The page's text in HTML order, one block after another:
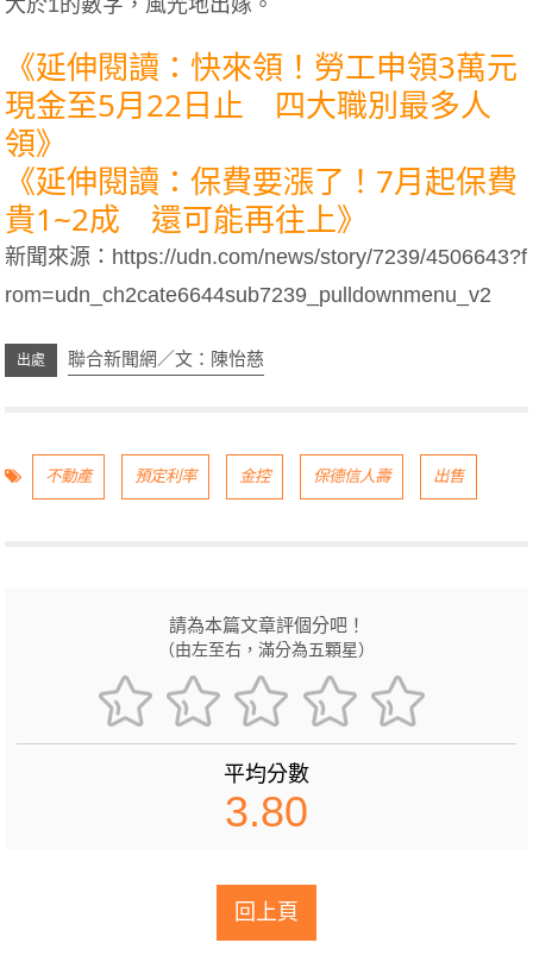
大於1的數字，風光地出嫁。
《延伸閱讀：快來領！勞工申領3萬元
現金至5月22日止 四大職別最多人
領》
《延伸閱讀：保費要漲了！7月起保費
貴1~2成 還可能再往上》
新聞來源： https://udn.com/news/story/7239/4506643?f
rom=udn_ch2cate6644sub7239_pulldownmenu_v2
聯合新聞網／文：陳怡慈
不動產 預定利率 金控 保德信人壽 出售
請為本篇文章評個分吧！
（由左至右，滿分為五顆星）
平均分數
3.80
回上頁